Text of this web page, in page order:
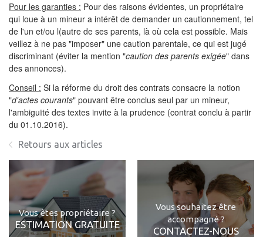
Pour les garanties : Pour des raisons évidentes, un propriétaire
qui loue à un mineur a intérêt de demander un cautionnement, tel
de l'un et/ou l(autre de ses parents, là où cela est possible. Mais
veillez à ne pas "imposer" une caution parentale, ce qui est jugé
discriminant (éviter la mention "caution des parents exigée" dans
des annonces).
Conseil : Si la réforme du droit des contrats consacre la notion
"d'actes courants" pouvant être conclus seul par un mineur,
l'ambiguïté des textes invite à la prudence (contrat conclu à partir
du 01.10.2016).
Retours aux articles
Vous êtes propriétaire ?
ESTIMATION GRATUITE
Vous souhaitez être
accompagné ?
CONTACTEZ-NOUS